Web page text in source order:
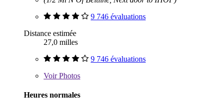
9 746 évaluations
Distance estimée
27,0 milles
9 746 évaluations
VoirPhotos
Heures normales